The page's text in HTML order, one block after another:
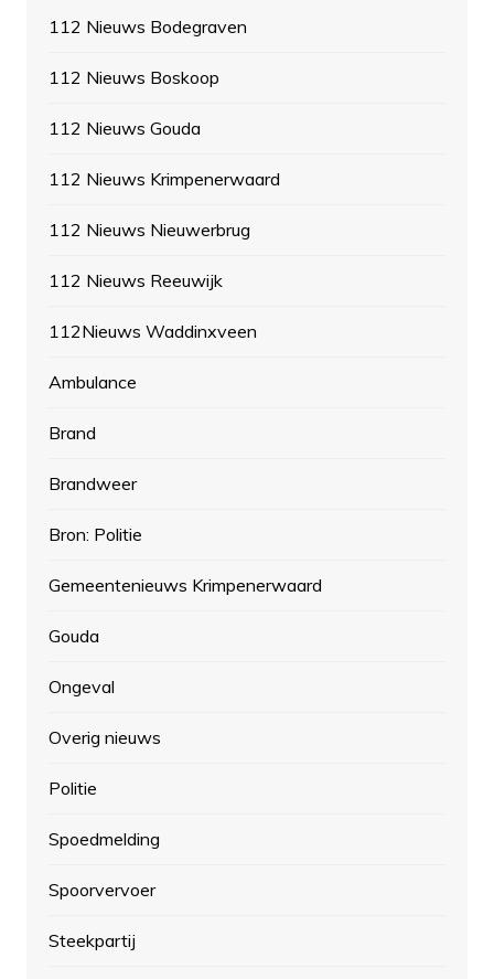
112 Nieuws Bodegraven
112 Nieuws Boskoop
112 Nieuws Gouda
112 Nieuws Krimpenerwaard
112 Nieuws Nieuwerbrug
112 Nieuws Reeuwijk
112Nieuws Waddinxveen
Ambulance
Brand
Brandweer
Bron: Politie
Gemeentenieuws Krimpenerwaard
Gouda
Ongeval
Overig nieuws
Politie
Spoedmelding
Spoorvervoer
Steekpartij